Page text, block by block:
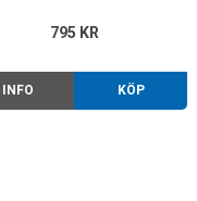
795 KR
INFO KÖP